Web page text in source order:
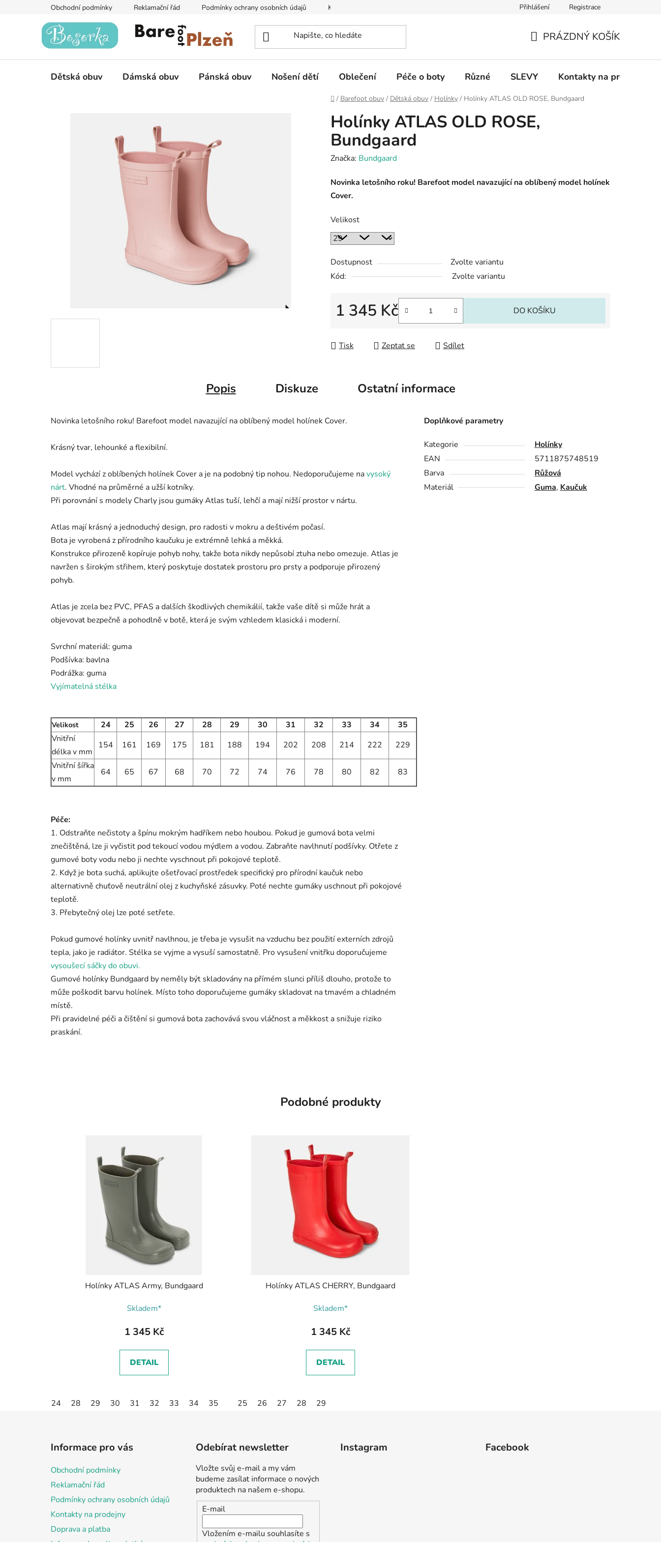
Obchodní podmínky Reklamační řád Podmínky ochrany osobních údajů Kontakty na prodejny Informace k on-line platbám Odstoupení od
Přihlášení Registrace
KOŠÍK
PRÁZDNÝ KOŠÍK
Dětská obuv Dámská obuv Pánská obuv Nošení dětí Oblečení Péče o boty Různé SLEVY Kontakty na prodejny
Domů
/ Barefoot obuv / Dětská obuv / Holínky / Holínky ATLAS OLD ROSE, Bundgaard
Holínky ATLAS OLD ROSE,
Bundgaard
Značka: Bundgaard
Novinka letošního roku! Barefoot model navazující na oblíbený model holínek
Cover.
Velikost
Dostupnost
Zvolte variantu
Kód:
Zvolte variantu
1 345 Kč DO KOŠÍKU
Tisk Zeptat se Sdílet
Popis Diskuze Ostatní informace
Novinka letošního roku! Barefoot model navazující na oblíbený model holínek Cover.
Krásný tvar, lehounké a flexibilní.
Model vychází z oblíbených holínek Cover a je na podobný tip nohou. Nedoporučujeme navysoký
nárt. Vhodné na průměrné a užší kotníky.
Při porovnání s modely Charly jsou gumáky Atlas tuší, lehčí a mají nižší prostor v nártu.
Atlas mají krásný a jednoduchý design, pro radosti v mokru a deštivém počasí.
Bota je vyrobená z přírodního kaučuku je extrémně lehká a měkká.
Konstrukce přirozeně kopíruje pohyb nohy, takže bota nikdy nepůsobí ztuha nebo omezuje. Atlas je
navržen s širokým střihem, který poskytuje dostatek prostoru pro prsty a podporuje přirozený
pohyb.
Atlas je zcela bez PVC, PFAS a dalších škodlivých chemikálií, takže vaše dítě si může hrát a
objevovat bezpečně a pohodlně v botě, která je svým vzhledem klasická i moderní.
Svrchní materiál: guma
Podšívka: bavlna
Podrážka: guma
Vyjímatelná stélka
Velikost 24 25 26 27 28 29 30 31 32 33 34
35
Vnitřní
délka v mm
154 161 169 175 181 188 194 202 208 214 222
229
Vnitřní šířka
v mm
64 65 67 68 70 72 74 76 78 80 82 83
Péče:
1. Odstraňte nečistoty a špínu mokrým hadříkem nebo houbou. Pokud je gumová bota velmi
znečištěná, lze ji vyčistit pod tekoucí vodou mýdlem a vodou. Zabraňte navlhnutí podšívky. Otřete z
gumové boty vodu nebo ji nechte vyschnout při pokojové teplotě.
2. Když je bota suchá, aplikujte ošetřovací prostředek specifický pro přírodní kaučuk nebo
alternativně chuťově neutrální olej z kuchyňské zásuvky. Poté nechte gumáky uschnout při pokojové
teplotě.
3. Přebytečný olej lze poté setřete.
Pokud gumové holínky uvnitř navlhnou, je třeba je vysušit na vzduchu bez použití externích zdrojů
tepla, jako je radiátor. Stélka se vyjme a vysuší samostatně. Pro vysušení vnitřku doporučujeme
vysoušecí sáčky do obuvi.
Gumové holínky Bundgaard by neměly být skladovány na přímém slunci příliš dlouho, protože to
může poškodit barvu holínek. Místo toho doporučujeme gumáky skladovat na tmavém a chladném
místě.
Při pravidelné péči a čištění si gumová bota zachovává svou vláčnost a měkkost a snižuje riziko
praskání.
Doplňkové parametry
Kategorie
Holínky
EAN
5711875748519
Barva
Růžová
Materiál
Guma, Kaučuk
Podobné produkty
Holínky ATLAS Army, Bundgaard
Skladem*
1 345 Kč
DETAIL
24 28 29 30 31 32 33 34 35
Holínky ATLAS CHERRY, Bundgaard
Skladem*
1 345 Kč
DETAIL
25 26 27 28 29
Informace pro vás
Obchodní podmínky
Reklamační řád
Podmínky ochrany osobních údajů
Kontakty na prodejny
Doprava a platba
Odebírat newsletter
Vložte svůj e-mail a my vám
budeme zasílat informace o nových
produktech na našem e-shopu.
E-mail
Vložením e-mailu souhlasíte s
Instagram Facebook